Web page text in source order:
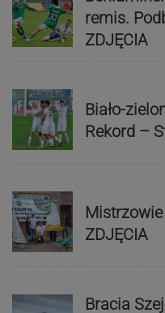
remis.
ZDJĘCIA
Biało-
Rekord –
ZDJĘCIA
Bracia